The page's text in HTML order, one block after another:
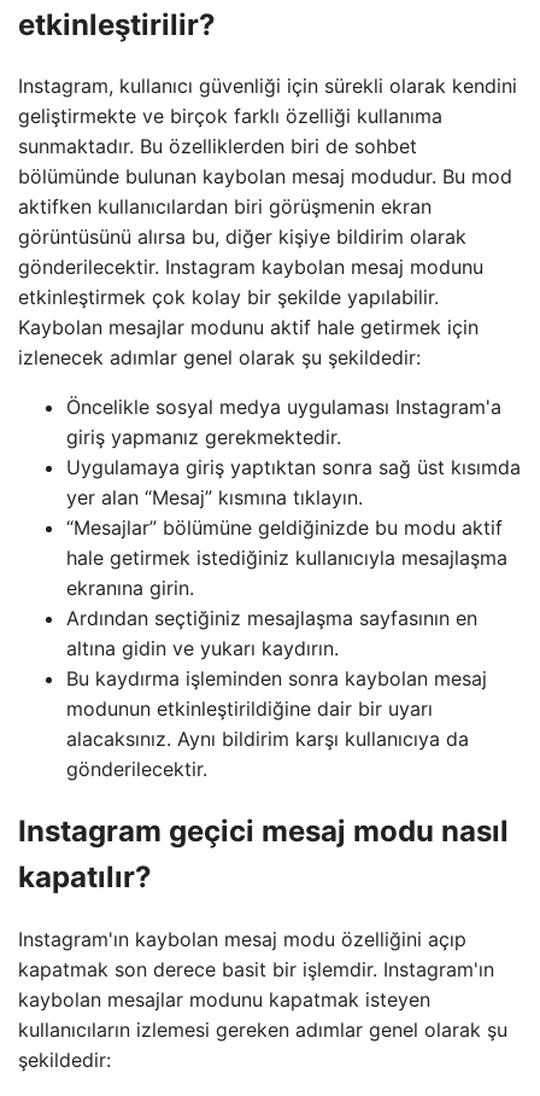
etkinleştirilir?
Instagram, kullanıcı güvenliği için sürekli olarak kendini
geliştirmekte ve birçok farklı özelliği kullanıma
sunmaktadır. Bu özelliklerden biri de sohbet
bölümünde bulunan kaybolan mesaj modudur. Bu mod
aktifken kullanıcılardan biri görüşmenin ekran
görüntüsünü alırsa bu, diğer kişiye bildirim olarak
gönderilecektir. Instagram kaybolan mesaj modunu
etkinleştirmek çok kolay bir şekilde yapılabilir.
Kaybolan mesajlar modunu aktif hale getirmek için
izlenecek adımlar genel olarak şu şekildedir:
Öncelikle sosyal medya uygulaması Instagram'a
giriş yapmanız gerekmektedir.
Uygulamaya giriş yaptıktan sonra sağ üst kısımda
yer alan “Mesaj” kısmına tıklayın.
“Mesajlar” bölümüne geldiğinizde bu modu aktif
hale getirmek istediğiniz kullanıcıyla mesajlaşma
ekranına girin.
Ardından seçtiğiniz mesajlaşma sayfasının en
altına gidin ve yukarı kaydırın.
Bu kaydırma işleminden sonra kaybolan mesaj
modunun etkinleştirildiğine dair bir uyarı
alacaksınız. Aynı bildirim karşı kullanıcıya da
gönderilecektir.
Instagram geçici mesaj modu nasıl
kapatılır?
Instagram'ın kaybolan mesaj modu özelliğini açıp
kapatmak son derece basit bir işlemdir. Instagram'ın
kaybolan mesajlar modunu kapatmak isteyen
kullanıcıların izlemesi gereken adımlar genel olarak şu
şekildedir: